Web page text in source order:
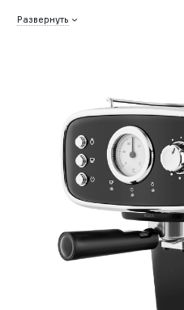
Развернуть